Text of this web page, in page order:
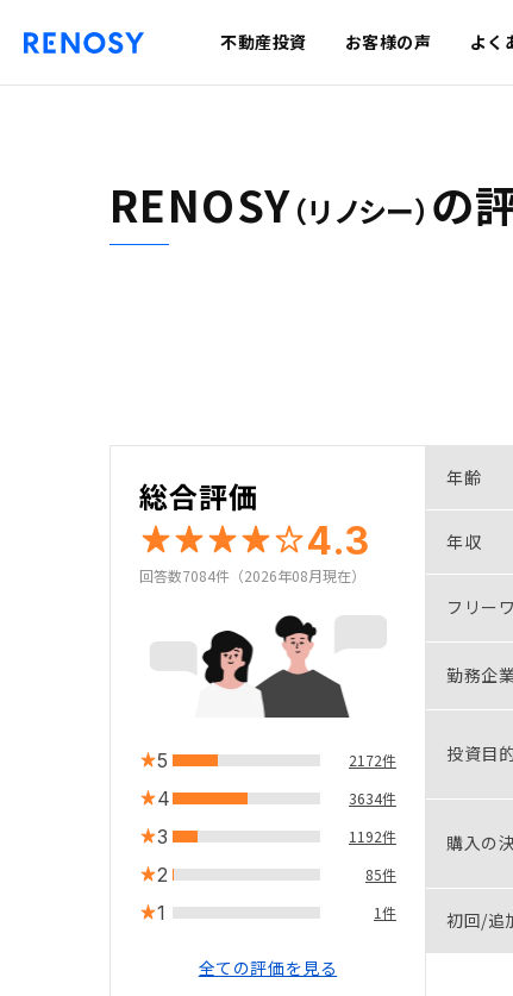
不動産投資 お客様の声 よく
RENOSY（リノシー） の
総合評価
4.3
回答数7084件（2026年08月現在）
5 2172件
4 3634件
3 1192件
2 85件
1 1件
全ての評価を見る
年齢
年収
フリー
勤務企
投資目
購入の
初回/追